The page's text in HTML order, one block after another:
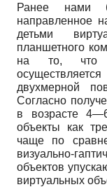
Ранее нами
направленное
детьми
планшетного
на то, что
двухмерной
Согласно
в возрасте
объекты как
чаще по
визуально-
объектов
виртуальных